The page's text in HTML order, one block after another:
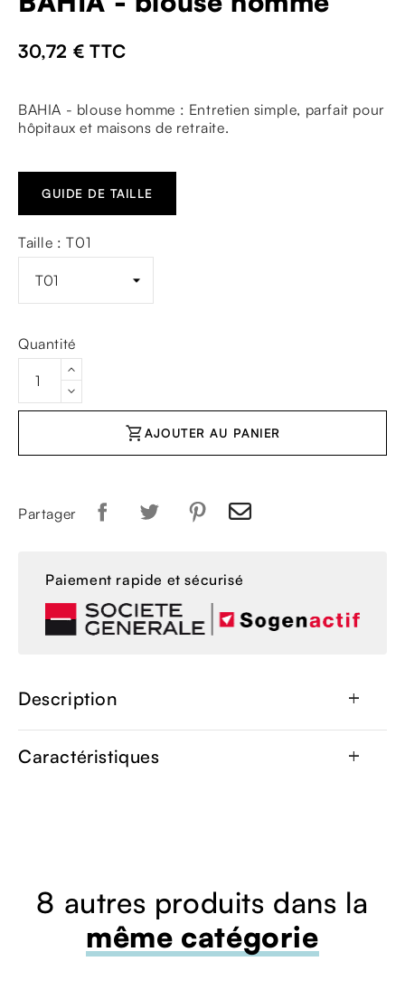
30,72 € TTC
BAHIA - blouse homme : Entretien simple, parfait pour
hôpitaux et maisons de retraite.
GUIDE DE TAILLE
Taille : T01
Quantité
shopping_cartAJOUTER AU PANIER
Partager
Paiement rapide et sécurisé
Description add
Caractéristiques add
8 autres produits dans la
même catégorie